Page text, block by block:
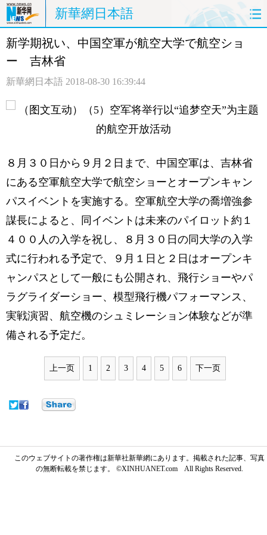
新華網日本語
ホームページ 政治 経済
観光 評論 写真
新学期祝い、中国空軍が航空大学で航空ショ
ー 吉林省
新華網日本語 2018-08-30 16:39:44
８月３０日から９月２日まで、中国空軍は、吉林省
にある空軍航空大学で航空ショーとオープンキャン
パスイベントを実施する。空軍航空大学の喬増強参
謀長によると、同イベントは未来のパイロット約１
４００人の入学を祝し、８月３０日の同大学の入学
式に行われる予定で、９月１日と２日はオープンキ
ャンパスとして一般にも公開され、飛行ショーやパ
ラグライダーショー、模型飛行機パフォーマンス、
実戦演習、航空機のシュミレーション体験などが準
備される予定だ。
上一页 1 2 3 4 5 6 下一页
このウェブサイトの著作権は新華社新華網にあります。掲載された記事、写真
の無断転載を禁じます。 ©XINHUANET.com All Rights Reserved.